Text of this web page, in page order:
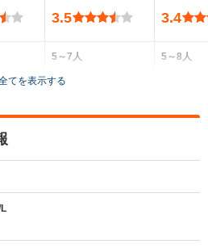
3.5
5～7人
5ドア
3.4
5～8人
てを表示する